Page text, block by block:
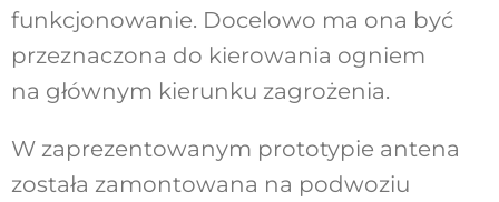
funkcjonowanie. Docelowo ma ona być
przeznaczona do kierowania ogniem
na głównym kierunku zagrożenia.
W zaprezentowanym prototypie antena
została zamontowana na podwoziu